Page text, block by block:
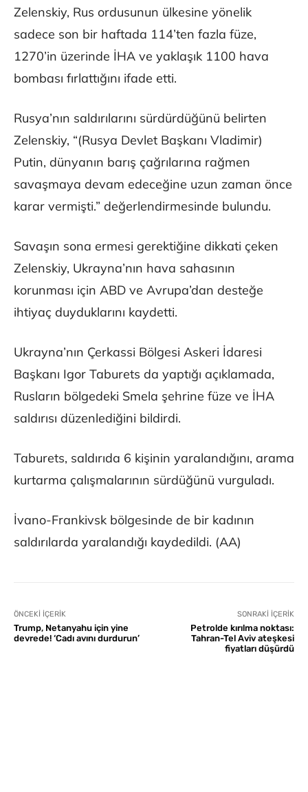
Zelenskiy, Rus ordusunun ülkesine yönelik
sadece son bir haftada 114’ten fazla füze,
1270’in üzerinde İHA ve yaklaşık 1100 hava
bombası fırlattığını ifade etti.
Rusya’nın saldırılarını sürdürdüğünü belirten
Zelenskiy, “(Rusya Devlet Başkanı Vladimir)
Putin, dünyanın barış çağrılarına rağmen
savaşmaya devam edeceğine uzun zaman önce
karar vermişti.” değerlendirmesinde bulundu.
Savaşın sona ermesi gerektiğine dikkati çeken
Zelenskiy, Ukrayna’nın hava sahasının
korunması için ABD ve Avrupa’dan desteğe
ihtiyaç duyduklarını kaydetti.
Ukrayna’nın Çerkassi Bölgesi Askeri İdaresi
Başkanı Igor Taburets da yaptığı açıklamada,
Rusların bölgedeki Smela şehrine füze ve İHA
saldırısı düzenlediğini bildirdi.
Taburets, saldırıda 6 kişinin yaralandığını, arama
kurtarma çalışmalarının sürdüğünü vurguladı.
İvano-Frankivsk bölgesinde de bir kadının
saldırılarda yaralandığı kaydedildi. (AA)
ÖNCEKI İÇERIK
Trump, Netanyahu için yine
devrede! ‘Cadı avını durdurun’
SONRAKI İÇERIK
Petrolde kırılma noktası:
Tahran-Tel Aviv ateşkesi
fiyatları düşürdü